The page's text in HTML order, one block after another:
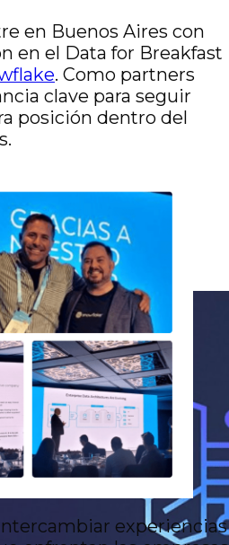
en Buenos Aires con
en el Data for Breakfast
. Como partners
clave para seguir
posición dentro del
experiencias